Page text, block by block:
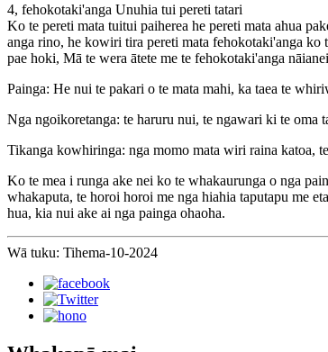
4, fehokotaki'anga Unuhia tui pereti tatari
Ko te pereti mata tuitui paiherea he pereti mata ahua
anga rino, he kowiri tira pereti mata fehokotaki'anga ko
pae hoki, Mā te wera ātete me te fehokotaki'anga
Painga: He nui te pakari o te mata mahi, ka taea te
Nga ngoikoretanga: te haruru nui, te ngawari ki te oma
Tikanga kowhiringa: nga momo mata wiri raina katoa,
Ko te mea i runga ake nei ko te whakaurunga o nga
whakaputa, te horoi horoi me nga hiahia taputapu me
hua, kia nui ake ai nga painga ohaoha.
Wā tuku: Tihema-10-2024